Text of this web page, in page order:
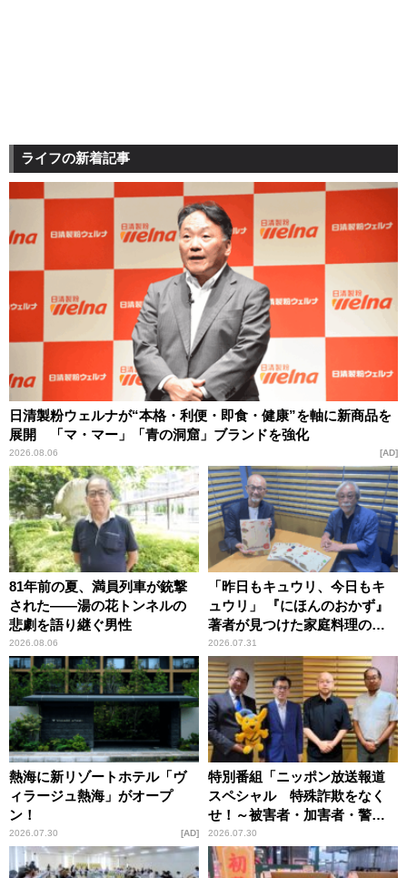
ライフの新着記事
日清製粉ウェルナが“本格・利便・即食・健康”を軸に新商品を
展開 「マ・マー」「青の洞窟」ブランドを強化
2026.08.06 AD
81年前の夏、満員列車が銃撃
された――湯の花トンネルの
悲劇を語り継ぐ男性
2026.08.06
「昨日もキュウリ、今日もキ
ュウリ」 『にほんのおかず』
著者が見つけた家庭料理の知
恵
2026.07.31
熱海に新リゾートホテル「ヴ
ィラージュ熱海」がオープ
ン！
2026.07.30 AD
特別番組「ニッポン放送報道
スペシャル 特殊詐欺をなく
せ！～被害者・加害者・警視
庁が語るトクリュウの実態
～」放送
2026.07.30